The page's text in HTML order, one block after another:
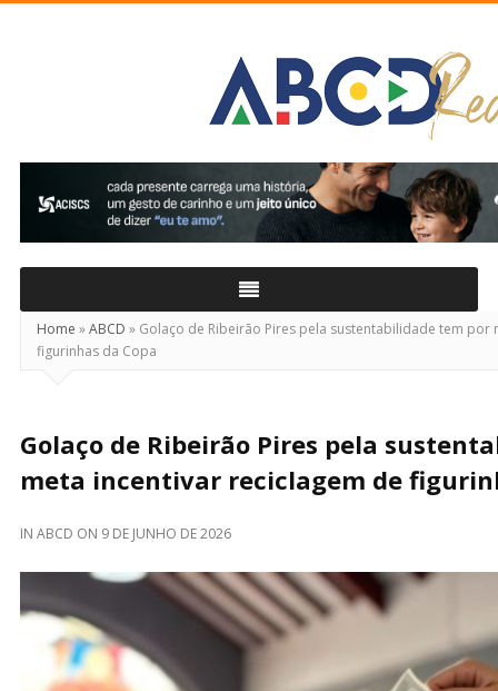
Home »ABCD » Golaço de Ribeirão Pires pela sustentabilidade tem por
figurinhas da Copa
Golaço de Ribeirão Pires pela
meta incentivar reciclagem de
IN ABCD ON 9 DE JUNHO DE 2026